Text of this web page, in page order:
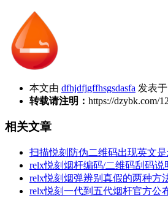
本文由 dfhjdfjgffhsgsdasfa 发表
转载请注明： https://dzybk.com/
相关文章
扫描悦刻防伪二维码出现英文是
relx悦刻烟杆编码/二维码刮码说
relx悦刻烟弹辨别真假的两种方
relx悦刻一代到五代烟杆官方公